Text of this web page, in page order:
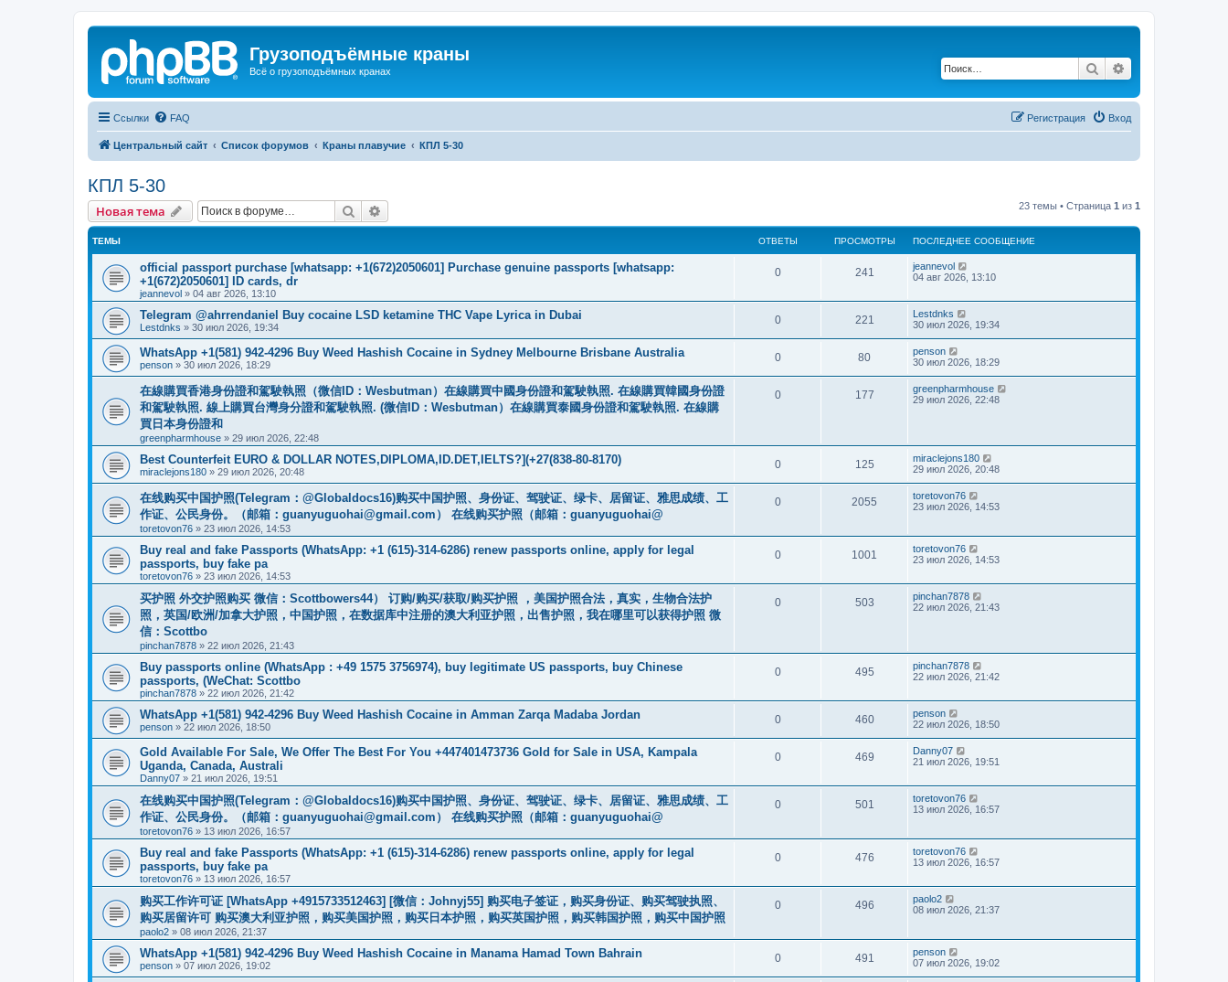
Грузоподъёмные краны
Всё о грузоподъёмных кранах Поиск
Ссылки FAQ Вход
Регистрация
Центральный сайт Список форумов Краны плавучие КПЛ 5-30
КПЛ 5-30
Новая тема Поиск 23 темы • Страница 1 из 1
ТЕМЫ ОТВЕТЫ ПРОСМОТРЫ ПОСЛЕДНЕЕ СООБЩЕНИЕ
official passport purchase [whatsapp: +1(672)2050601] Purchase genuine passports [whatsapp:
+1(672)2050601] ID cards, dr
jeannevol » 04 авг 2026, 13:10
0 241
jeannevol
04 авг 2026, 13:10
Telegram @ahrrendaniel Buy cocaine LSD ketamine THC Vape Lyrica in Dubai
Lestdnks » 30 июл 2026, 19:34
0 221
Lestdnks
30 июл 2026, 19:34
WhatsApp +1(581) 942-4296 Buy Weed Hashish Cocaine in Sydney Melbourne Brisbane Australia
penson » 30 июл 2026, 18:29
0 80
penson
30 июл 2026, 18:29
在線購買香港身份證和駕駛執照（微信ID：Wesbutman）在線購買中國身份證和駕駛執照. 在線購買韓國身份證
和駕駛執照. 線上購買台灣身分證和駕駛執照. (微信ID：Wesbutman）在線購買泰國身份證和駕駛執照. 在線購
買日本身份證和
greenpharmhouse » 29 июл 2026, 22:48
0 177
greenpharmhouse
29 июл 2026, 22:48
Best Counterfeit EURO & DOLLAR NOTES,DIPLOMA,ID.DET,IELTS?](+27(838-80-8170)
miraclejons180 » 29 июл 2026, 20:48
0 125
miraclejons180
29 июл 2026, 20:48
在线购买中国护照(Telegram：@Globaldocs16)购买中国护照、身份证、驾驶证、绿卡、居留证、雅思成绩、工
作证、公民身份。（邮箱： guanyuguohai@gmail.com ） 在线购买护照（邮箱：guanyuguohai@
toretovon76 » 23 июл 2026, 14:53
0 2055
toretovon76
23 июл 2026, 14:53
Buy real and fake Passports (WhatsApp: +1 (615)-314-6286) renew passports online, apply for legal
passports, buy fake pa
toretovon76 » 23 июл 2026, 14:53
0 1001
toretovon76
23 июл 2026, 14:53
买护照 外交护照购买 微信：Scottbowers44） 订购/购买/获取/购买护照 ，美国护照合法，真实，生物合法护
照，英国/欧洲/加拿大护照，中国护照，在数据库中注册的澳大利亚护照，出售护照，我在哪里可以获得护照 微
信：Scottbo
pinchan7878 » 22 июл 2026, 21:43
0 503
pinchan7878
22 июл 2026, 21:43
Buy passports online (WhatsApp : +49 1575 3756974), buy legitimate US passports, buy Chinese
passports, (WeChat: Scottbo
pinchan7878 » 22 июл 2026, 21:42
0 495
pinchan7878
22 июл 2026, 21:42
WhatsApp +1(581) 942-4296 Buy Weed Hashish Cocaine in Amman Zarqa Madaba Jordan
penson » 22 июл 2026, 18:50
0 460
penson
22 июл 2026, 18:50
Gold Available For Sale, We Offer The Best For You +447401473736 Gold for Sale in USA, Kampala
Uganda, Canada, Australi
Danny07 » 21 июл 2026, 19:51
0 469
Danny07
21 июл 2026, 19:51
在线购买中国护照(Telegram：@Globaldocs16)购买中国护照、身份证、驾驶证、绿卡、居留证、雅思成绩、工
作证、公民身份。（邮箱： guanyuguohai@gmail.com ） 在线购买护照（邮箱：guanyuguohai@
toretovon76 » 13 июл 2026, 16:57
0 501
toretovon76
13 июл 2026, 16:57
Buy real and fake Passports (WhatsApp: +1 (615)-314-6286) renew passports online, apply for legal
passports, buy fake pa
toretovon76 » 13 июл 2026, 16:57
0 476
toretovon76
13 июл 2026, 16:57
购买工作许可证 [WhatsApp +4915733512463] [微信：Johnyj55] 购买电子签证，购买身份证、购买驾驶执照、
购买居留许可 购买澳大利亚护照，购买美国护照，购买日本护照，购买英国护照，购买韩国护照，购买中国护照
paolo2 » 08 июл 2026, 21:37
0 496
paolo2
08 июл 2026, 21:37
WhatsApp +1(581) 942-4296 Buy Weed Hashish Cocaine in Manama Hamad Town Bahrain
penson » 07 июл 2026, 19:02
0 491
penson
07 июл 2026, 19:02